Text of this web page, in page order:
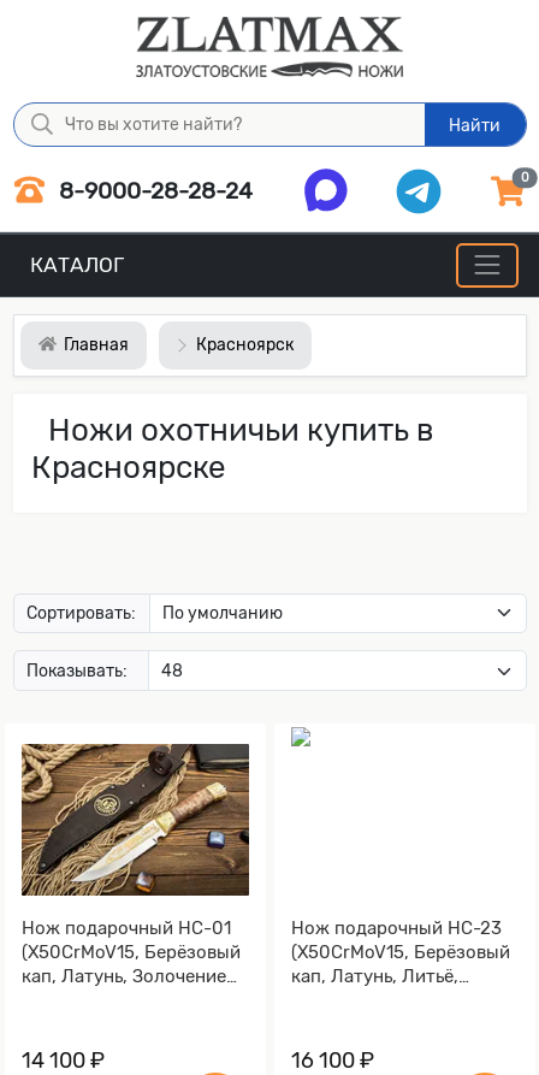
Найти
8-9000-28-28-24 0
КАТАЛОГ
Главная Красноярск
Ножи охотничьи купить в
Красноярске
Сортировать:
Показывать:
Нож подарочный НС-01
(X50CrMoV15, Берёзовый
кап, Латунь, Золочение
14 100 ₽
Нож подарочный НС-23
(X50CrMoV15, Берёзовый
кап, Латунь, Литьё,
16 100 ₽